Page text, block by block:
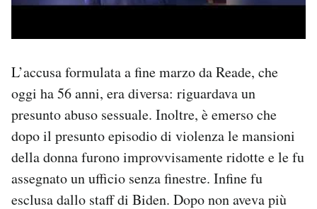
L’accusa formulata a fine marzo da Reade, che
oggi ha 56 anni, era diversa: riguardava un
presunto abuso sessuale. Inoltre, è emerso che
dopo il presunto episodio di violenza le mansioni
della donna furono improvvisamente ridotte e le fu
assegnato un ufficio senza finestre. Infine fu
esclusa dallo staff di Biden. Dopo non aveva più